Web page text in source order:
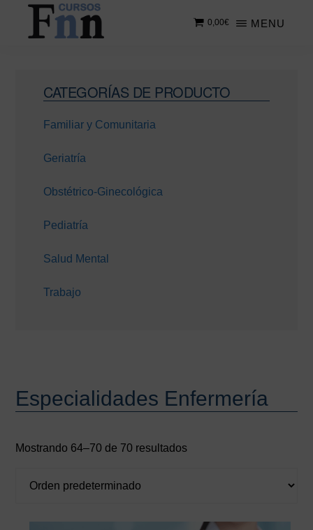
Saltar
contenido
Saltar
cursos
online
MENU
0,00€
Especialidades Enfermería
Mostrando 64–70 de 70 resultados
Barra
lateral
principal
CATEGORÍAS DE PRODUCTO
Familiar y Comunitaria
Geriatría
Obstétrico-Ginecológica
Pediatría
Salud Mental
Trabajo